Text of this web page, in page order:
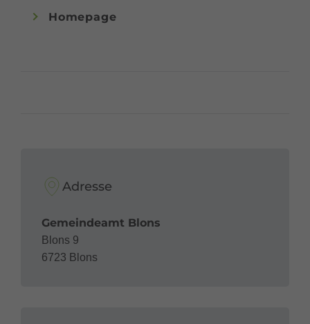
Homepage
Adresse
Gemeindeamt Blons
Blons 9
6723 Blons